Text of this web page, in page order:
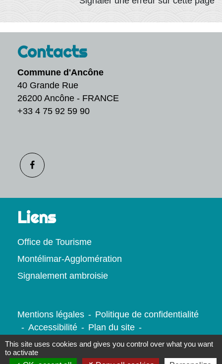
Contacts
Commune d'Ancône
40 Grande Rue
26200 Ancône - FRANCE
+33 4 75 92 59 90
Liens
Office de Tourisme
Montélimar-Agglomération
Signalement ambroisie
Mentions légales - Politique de confidentialité
- Accessibilité - Plan du site -
Gestion des cookies
This site uses cookies and gives you control over what you want
to activate